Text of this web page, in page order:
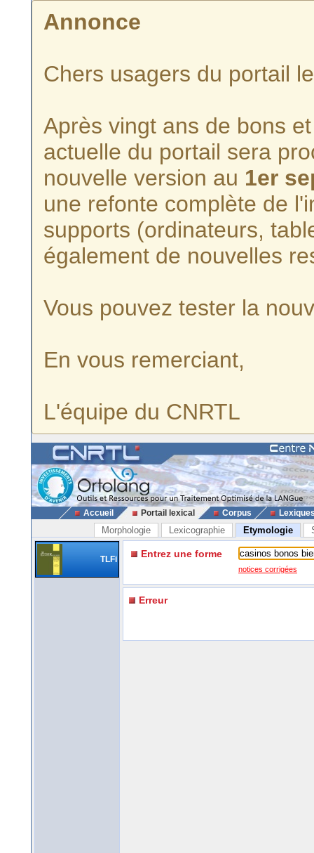
Annonce
Chers usagers du portail
Après vingt ans de bons
actuelle du portail sera
nouvelle version au 1er
une refonte complète de
supports (ordinateurs,
également de nouvelles
Vous pouvez tester la
En vous remerciant,
L'équipe du CNRTL
Accueil Portail lexical Corpus
Morphologie Lexicographie Etymologie
TLFi Entrez une forme
notices corrigées
Erreur